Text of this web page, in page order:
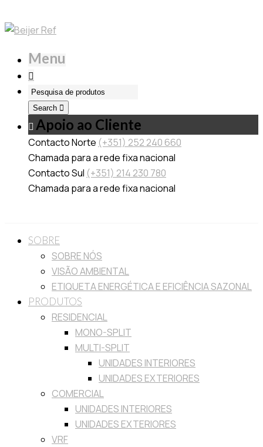
Menu
Search
Apoio ao Cliente
Contacto Norte (+351) 252 240 660
Chamada para a rede fixa nacional
Contacto Sul (+351) 214 230 780
Chamada para a rede fixa nacional
SOBRE
SOBRE NÓS
VISÃO AMBIENTAL
ETIQUETA ENERGÉTICA E EFICIÊNCIA SAZONAL
PRODUTOS
RESIDENCIAL
MONO-SPLIT
MULTI-SPLIT
UNIDADES INTERIORES
UNIDADES EXTERIORES
COMERCIAL
UNIDADES INTERIORES
UNIDADES EXTERIORES
VRF